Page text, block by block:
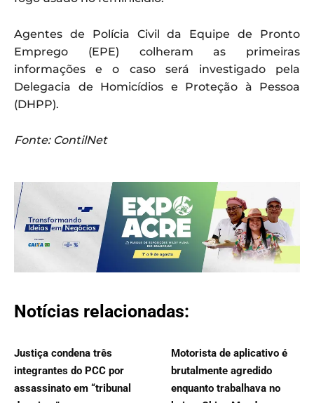
Agentes de Polícia Civil da Equipe de Pronto
Emprego (EPE) colheram as primeiras
informações e o caso será investigado pela
Delegacia de Homicídios e Proteção à Pessoa
(DHPP).
Fonte: ContilNet
Notícias relacionadas:
Justiça condena três
integrantes do PCC por
assassinato em “tribunal
Motorista de aplicativo é
brutalmente agredido
enquanto trabalhava no